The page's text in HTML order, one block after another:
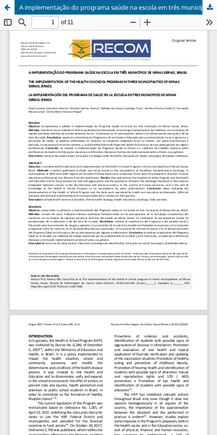
A implementação do programa saúde na escola em três municípios de Minas Gerais, Brasil